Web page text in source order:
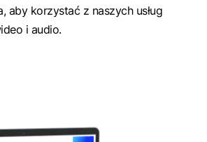
aby korzystać z naszych usług
i audio.